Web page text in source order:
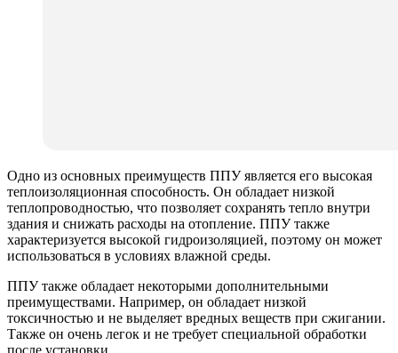
Одно из основных преимуществ ППУ является его высокая
теплоизоляционная способность. Он обладает низкой
теплопроводностью, что позволяет сохранять тепло внутри
здания и снижать расходы на отопление. ППУ также
характеризуется высокой гидроизоляцией, поэтому он может
использоваться в условиях влажной среды.
ППУ также обладает некоторыми дополнительными
преимуществами. Например, он обладает низкой
токсичностью и не выделяет вредных веществ при сжигании.
Также он очень легок и не требует специальной обработки